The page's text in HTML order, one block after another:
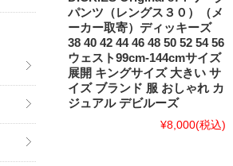
パンツ（レングス３０）（メ
ーカー取寄）ディッキーズ
38 40 42 44 46 48 50 52 54 56
ウェスト99cm-144cmサイズ
展開 キングサイズ 大きい サ
イズ ブランド 服 おしゃれ カ
ジュアル デビルーズ
¥8,000(税込)